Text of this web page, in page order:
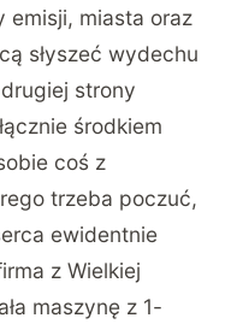
emisji, miasta oraz
słyszeć wydechu
strony
środkiem
coś z
trzeba poczuć,
ewidentnie
z Wielkiej
maszynę z 1-